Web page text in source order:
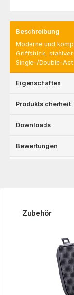
Beschreibung
Moderne und
Griffstück,
Single-/Double-
Eigenschaften
Produktsicherheit
Downloads
Bewertungen
Produktgalerie
Zubehör